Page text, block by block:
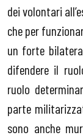
dei volontari
che per
un forte
difendere il
ruolo
parte
sono anche